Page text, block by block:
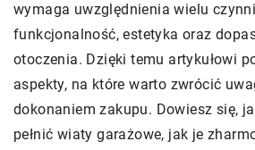
wymaga uwzględnienia wielu
funkcjonalność, estetyka oraz
otoczenia. Dzięki temu artykułowi
aspekty, na które warto zwrócić
dokonaniem zakupu. Dowiesz się,
pełnić wiaty garażowe, jak je